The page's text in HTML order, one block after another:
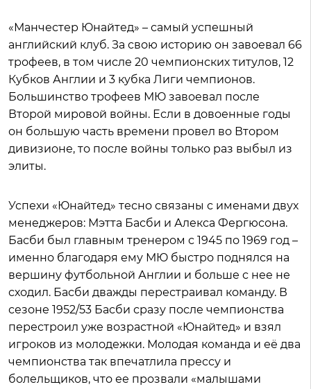
«Манчестер Юнайтед» – самый успешный
английский клуб. За свою историю он завоевал 66
трофеев, в том числе 20 чемпионских титулов, 12
Кубков Англии и 3 кубка Лиги чемпионов.
Большинство трофеев МЮ завоевал после
Второй мировой войны. Если в довоенные годы
он большую часть времени провел во Втором
дивизионе, то после войны только раз выбыл из
элиты.
Успехи «Юнайтед» тесно связаны с именами двух
менеджеров: Мэтта Басби и Алекса Фергюсона.
Басби был главным тренером с 1945 по 1969 год –
именно благодаря ему МЮ быстро поднялся на
вершину футбольной Англии и больше с нее не
сходил. Басби дважды перестраивал команду. В
сезоне 1952/53 Басби сразу после чемпионства
перестроил уже возрастной «Юнайтед» и взял
игроков из молодежки. Молодая команда и её два
чемпионства так впечатлила прессу и
болельщиков, что ее прозвали «малышами